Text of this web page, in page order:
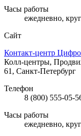
Часы работы
ежедневно,
Сайт
Контакт-центр
Колл-центры,
61, Санкт-Петербург
Телефон
8 (800) 555-05-
Часы работы
ежедневно,